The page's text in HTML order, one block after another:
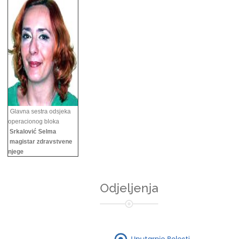
Glavna sestra odsjeka
operacionog bloka
Srkalović Selma
magistar zdravstvene
njege
Odjeljenja